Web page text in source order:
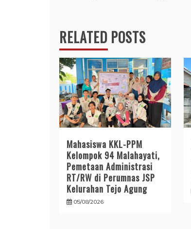
RELATED POSTS
Mahasiswa KKL-PPM
Kelompok 94 Malahayati,
Pemetaan Administrasi
RT/RW di Perumnas JSP
Kelurahan Tejo Agung
05/08/2026